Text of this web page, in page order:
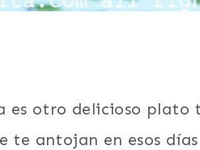
es otro delicioso plato
te antojan en esos